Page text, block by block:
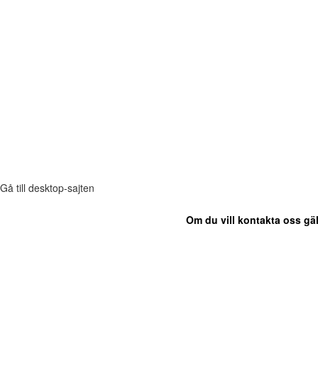
Gå till desktop-sajten
Om du vill kontakta oss